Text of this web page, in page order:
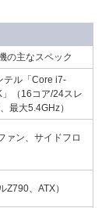
の主なスペック
テル「Core i7-
（16コア/24スレ
最大5.4GHz）
ァン、サイドフロ
、ATX）